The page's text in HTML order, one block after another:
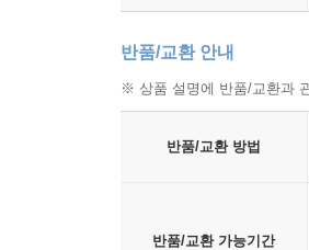
반품/교환 안내
※ 상품 설명에 반품/교환과
반품/교환 방법
반품/교환 가능기간